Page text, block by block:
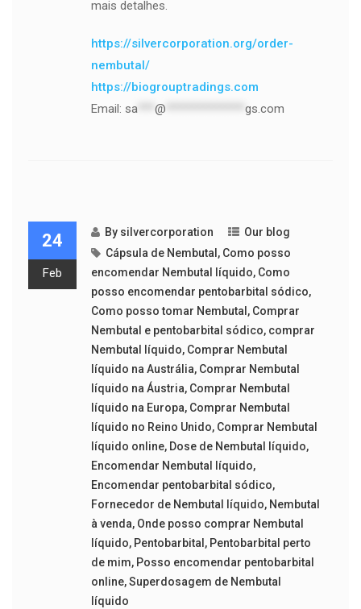
mais detalhes.
https://silvercorporation.org/order-
nembutal/
https://biogrouptradings.com
Email: sa @ gs.com
24
Feb
By silvercorporation
Our blog
Cápsula de Nembutal , Como posso
encomendar Nembutal líquido, Como
posso encomendar pentobarbital sódico,
Como posso tomar Nembutal , Comprar
Nembutal e pentobarbital sódico, comprar
Nembutal líquido, Comprar Nembutal
líquido na Austrália, Comprar Nembutal
líquido na Áustria, Comprar Nembutal
líquido na Europa, Comprar Nembutal
líquido no Reino Unido, Comprar Nembutal
líquido online, Dose de Nembutal líquido,
Encomendar Nembutal líquido,
Encomendar pentobarbital sódico,
Fornecedor de Nembutal líquido, Nembutal
à venda, Onde posso comprar Nembutal
líquido, Pentobarbital , Pentobarbital perto
de mim, Posso encomendar pentobarbital
online,Superdosagem de Nembutal
líquido